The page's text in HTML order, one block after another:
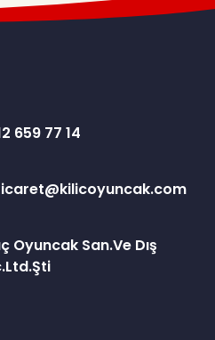
659 77 14
Oyuncak San.Ve Dış